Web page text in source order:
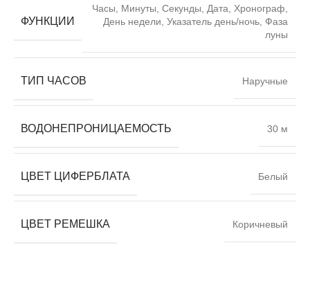
ФУНКЦИИ
Часы, Минуты, Секунды, Дата, Хронограф,
День недели, Указатель день/ночь, Фаза
луны
ТИП ЧАСОВ Наручные
ВОДОНЕПРОНИЦАЕМОСТЬ 30 м
ЦВЕТ ЦИФЕРБЛАТА Белый
ЦВЕТ РЕМЕШКА Коричневый